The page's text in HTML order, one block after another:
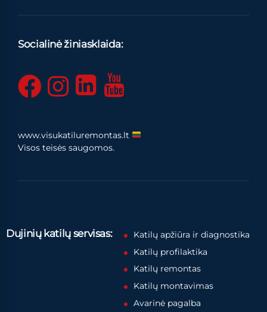
Socialinė žiniasklaida:
www.visukatiluremontas.lt
Visos teisės saugomos.
Dujinių katilų servisas:
Katilų apžiūra ir diagnostika
Katilų profilaktika
Katilų remontas
Katilų montavimas
Avarinė pagalba